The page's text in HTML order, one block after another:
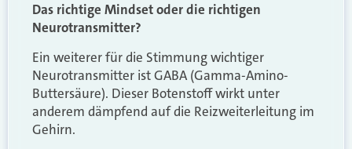
Das richtige Mindset oder die richtigen
Neurotransmitter?
Ein weiterer für die Stimmung wichtiger
Neurotransmitter ist GABA (Gamma-Amino-
Buttersäure). Dieser Botenstoff wirkt unter
anderem dämpfend auf die Reizweiterleitung im
Gehirn.